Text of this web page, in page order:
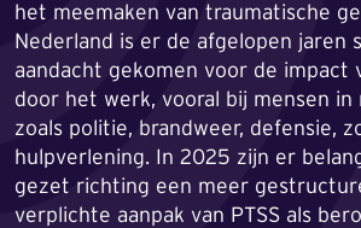
het meemaken van traumatische
Nederland is er de afgelopen jaren
aandacht gekomen voor de impact
door het werk, vooral bij mensen in
zoals politie, brandweer, defensie,
hulpverlening. In 2025 zijn er
gezet richting een meer
verplichte aanpak van PTSS als